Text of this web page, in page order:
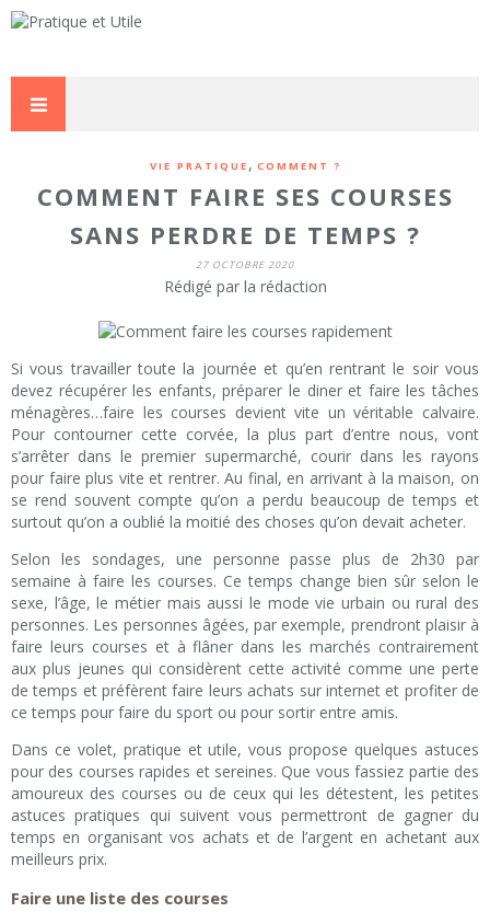
VIE PRATIQUE , COMMENT ?
COMMENT FAIRE SES COURSES
SANS PERDRE DE TEMPS ?
27 OCTOBRE 2020
Rédigé par la rédaction
Si vous travailler toute la journée et qu’en rentrant le soir vous
devez récupérer les enfants, préparer le diner et faire les tâches
ménagères…faire les courses devient vite un véritable calvaire.
Pour contourner cette corvée, la plus part d’entre nous, vont
s’arrêter dans le premier supermarché, courir dans les rayons
pour faire plus vite et rentrer. Au final, en arrivant à la maison, on
se rend souvent compte qu’on a perdu beaucoup de temps et
surtout qu’on a oublié la moitié des choses qu’on devait acheter.
Selon les sondages, une personne passe plus de 2h30 par
semaine à faire les courses. Ce temps change bien sûr selon le
sexe, l’âge, le métier mais aussi le mode vie urbain ou rural des
personnes. Les personnes âgées, par exemple, prendront plaisir à
faire leurs courses et à flâner dans les marchés contrairement
aux plus jeunes qui considèrent cette activité comme une perte
de temps et préfèrent faire leurs achats sur internet et profiter de
ce temps pour faire du sport ou pour sortir entre amis.
Dans ce volet, pratique et utile, vous propose quelques astuces
pour des courses rapides et sereines. Que vous fassiez partie des
amoureux des courses ou de ceux qui les détestent, les petites
astuces pratiques qui suivent vous permettront de gagner du
temps en organisant vos achats et de l’argent en achetant aux
meilleurs prix.
Faire une liste des courses